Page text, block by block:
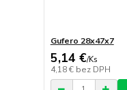
Gufero 28x47x7
5,14 €/Ks
4,18 € bez DPH